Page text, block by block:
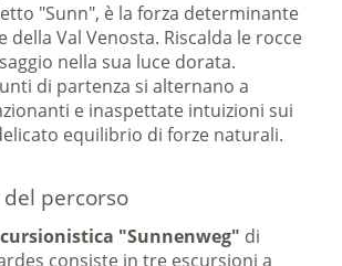
"Sunn", è la forza determinante
della Val Venosta. Riscalda le rocce
nella sua luce dorata.
di partenza si alternano a
e inaspettate intuizioni sui
equilibrio di forze naturali.
percorso
"Sunnenweg" di
consiste in tre escursioni a